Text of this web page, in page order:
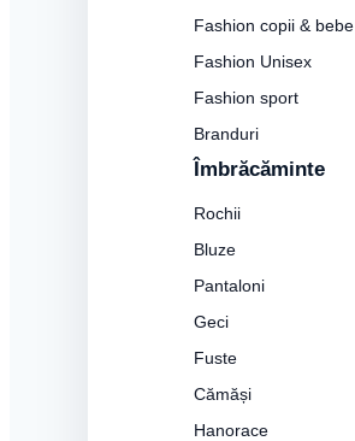
Fashion copii & bebe
Fashion Unisex
Fashion sport
Branduri
Îmbrăcăminte
Rochii
Bluze
Pantaloni
Geci
Fuste
Cămăși
Hanorace